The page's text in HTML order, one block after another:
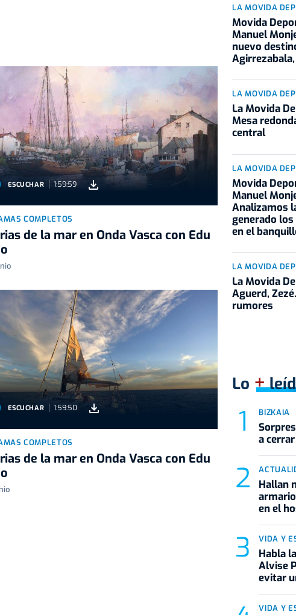
ESCUCHAR 1:59:59
COMPLETOS
de la mar en Onda Vasca con Edu
ESCUCHAR 1:59:50
COMPLETOS
de la mar en Onda Vasca con Edu
LA MOVIDA
Movida
Manuel
nuevo
LA MOVIDA
La Movida
Mesa
central
LA MOVIDA
Movida
Manuel
Analizamos
generado
en el
LA MOVIDA
La Movida
Aguerd,
rumores
Lo +
BIZKAIA
a
Hallan
en el
VIDA Y
Habla
Alvise
evitar
VIDA Y